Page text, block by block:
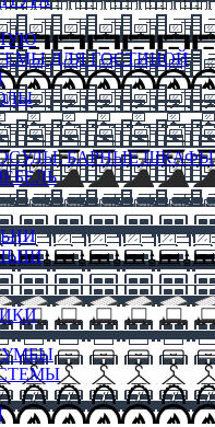
ДЛЯ ГОСТИНОЙ
БАРНЫЕ ШКАФЫ